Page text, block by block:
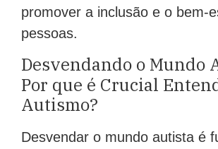
promover a inclusão e o bem-
pessoas.
Desvendando o Mundo
Por que é Crucial
Autismo?
Desvendar o mundo autista é